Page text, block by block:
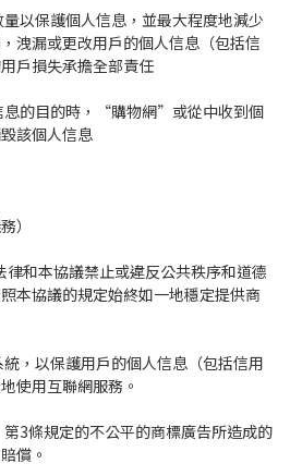
以保護個人信息，並最大程度地減少
洩漏或更改用戶的個人信息（包括信
戶損失承擔全部責任
的目的時，“購物網”或從中收到個
該個人信息
）
和本協議禁止或違反公共秩序和道德
本協議的規定始終如一地穩定提供商
，以保護用戶的個人信息（包括信用
使用互聯網服務。
3條規定的不公平的商標廣告所造成的
償。